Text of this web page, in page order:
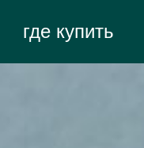
где купить